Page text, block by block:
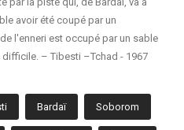
avoir été coupé par un
l'enneri est occupé par un sable
– Tibesti –Tchad - 1967
Bardaï Soborom